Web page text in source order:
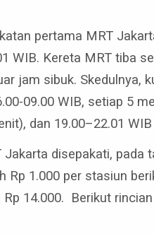
pertama MRT
WIB. Kereta MRT tiba
jam sibuk. Skedulnya,
09.00 WIB, setiap 5
dan 19.00–22.01
Jakarta disepakati, pada
Rp 1.000 per stasiun
14.000. Berikut